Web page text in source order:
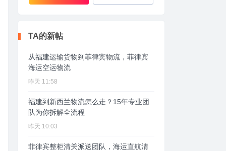
TA的新帖
从福建运输货物到菲律宾物流，菲律宾
海运空运物流
昨天 11:58
福建到新西兰物流怎么走？15年专业团
队为你拆解全流程
昨天 10:03
菲律宾整柜清关派送团队，海运直航清